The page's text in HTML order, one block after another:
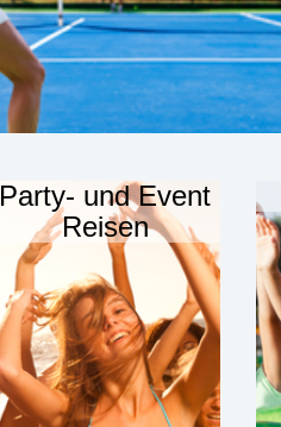
Party- und Event
Reisen